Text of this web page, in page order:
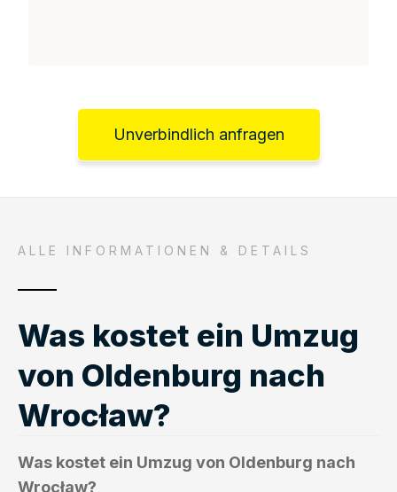
Unverbindlich anfragen
ALLE INFORMATIONEN & DETAILS
Was kostet ein Umzug
von Oldenburg nach
Wrocław?
Was kostet ein Umzug von Oldenburg nach
Wrocław?